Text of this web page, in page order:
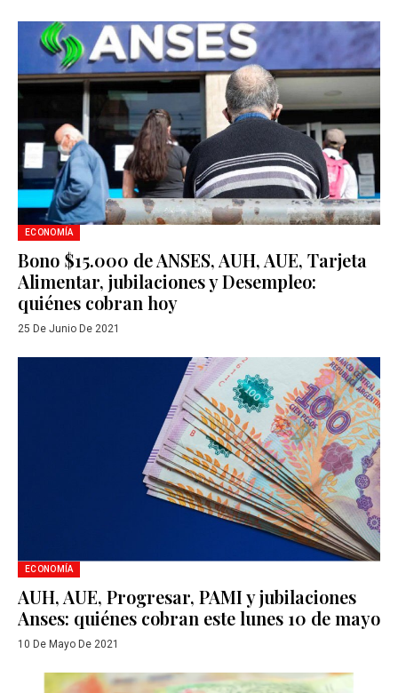
ECONOMÍA
Bono $15.000 de ANSES, AUH, AUE, Tarjeta
Alimentar, jubilaciones y Desempleo:
quiénes cobran hoy
25 De Junio De 2021
ECONOMÍA
AUH, AUE, Progresar, PAMI y jubilaciones
Anses: quiénes cobran este lunes 10 de mayo
10 De Mayo De 2021